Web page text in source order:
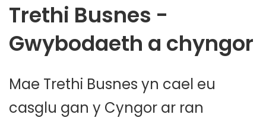
Trethi Busnes -
Gwybodaeth a chyngor
Mae Trethi Busnes yn cael eu
casglu gan y Cyngor ar ran